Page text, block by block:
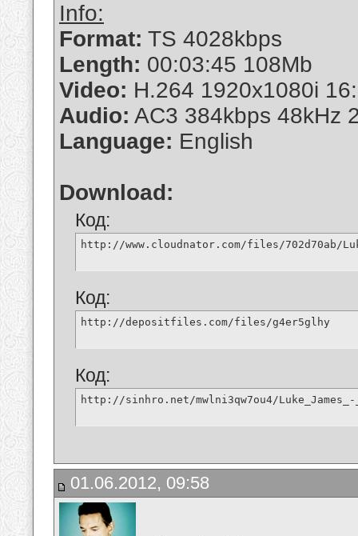
Info:
Format: TS 4028kbps
Length: 00:03:45 108Mb
Video: H.264 1920x1080i
Audio: AC3 384kbps 48kHz
Language: English
Download:
Код:
http://www.cloudnator.com/files/702d70ab/
Код:
http://depositfiles.com/files/g4er5glhy
Код:
http://sinhro.net/mwlni3qw7ou4/Luke_James_-
01.06.2012, 09:58